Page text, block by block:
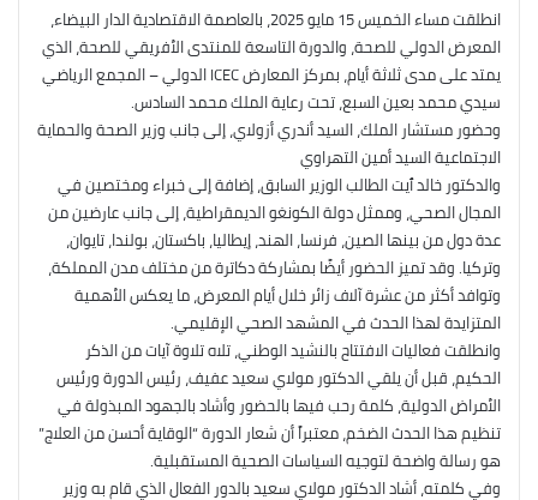
انطلقت مساء الخميس 15 مايو 2025، بالعاصمة الاقتصادية الدار البيضاء،
المعرض الدولي للصحة، والدورة التاسعة للمنتدى الأفريقي للصحة، الذي
يمتد على مدى ثلاثة أيام، بمركز المعارض ICEC الدولي – المجمع الرياضي
سيدي محمد بعين السبع، تحت رعاية الملك محمد السادس.
وحضور مستشار الملك، السيد أندري أزولاي، إلى جانب وزير الصحة والحماية
الاجتماعية السيد أمين التهراوي
والدكتور خالد ٱيت الطالب الوزير السابق، إضافة إلى خبراء ومختصين في
المجال الصحي، وممثل دولة الكونغو الديمقراطية، إلى جانب عارضين من
عدة دول من بينها الصين، فرنسا، الهند، إيطاليا، باكستان، بولندا، تايوان،
وتركيا. وقد تميز الحضور أيضًا بمشاركة دكاترة من مختلف مدن المملكة،
وتوافد أكثر من عشرة آلاف زائر خلال أيام المعرض، ما يعكس الأهمية
المتزايدة لهذا الحدث في المشهد الصحي الإقليمي.
وانطلقت فعاليات الافتتاح بالنشيد الوطني، تلاه تلاوة آيات من الذكر
الحكيم، قبل أن يلقي الدكتور مولاي سعيد عفيف، رئيس الدورة ورئيس
الأمراض الدولية، كلمة رحب فيها بالحضور وأشاد بالجهود المبذولة في
تنظيم هذا الحدث الضخم، معتبراً أن شعار الدورة “الوقاية أحسن من العلاج”
هو رسالة واضحة لتوجيه السياسات الصحية المستقبلية.
وفي كلمته، أشاد الدكتور مولاي سعيد بالدور الفعال الذي قام به وزير